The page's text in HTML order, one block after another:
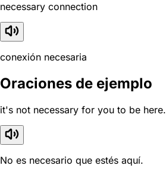
necessary connection
conexión necesaria
Oraciones de ejemplo
it's not necessary for you to be here.
No es necesario que estés aquí.